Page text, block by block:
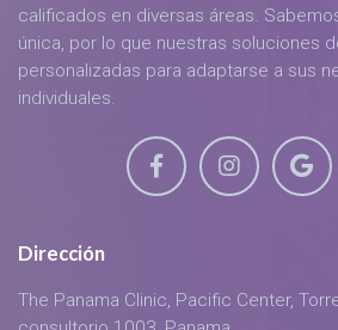
calificados en diversas áreas.
única, por lo que nuestras soluciones
personalizadas para adaptarse a sus
individuales.
Dirección
The Panama Clinic, Pacific Center,